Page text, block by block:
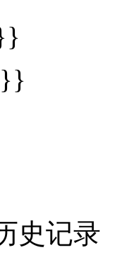
史记录